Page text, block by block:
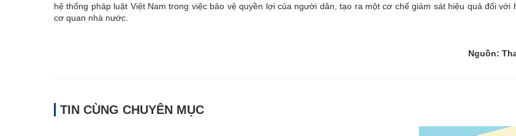
hệ thống pháp luật Việt Nam trong việc bảo vệ quyền lợi của người dân, tạo ra một cơ chế giám sát hiệu quả đối với
cơ quan nhà nước.
Nguồn:
TIN CÙNG CHUYÊN MỤC